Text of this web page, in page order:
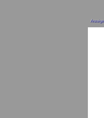
Anzeige